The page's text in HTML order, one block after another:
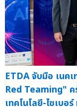
ETDA จับมือ เนค
Red Teaming" ค
เทคโนโลยี-ไซเบอ